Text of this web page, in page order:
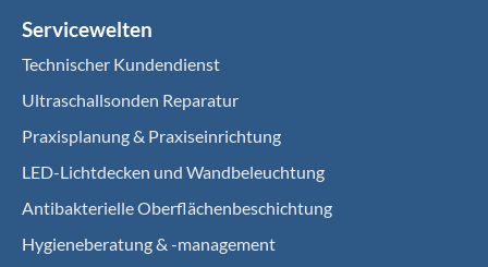
Servicewelten
Technischer Kundendienst
Ultraschallsonden Reparatur
Praxisplanung & Praxiseinrichtung
LED-Lichtdecken und Wandbeleuchtung
Antibakterielle Oberflächenbeschichtung
Hygieneberatung & -management